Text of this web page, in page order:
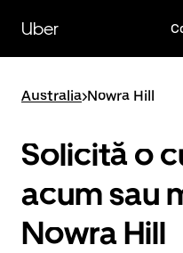
direct
conținutul
principal
Uber
Australia>Nowra Hill
Solicită o
acum sau
Nowra Hill